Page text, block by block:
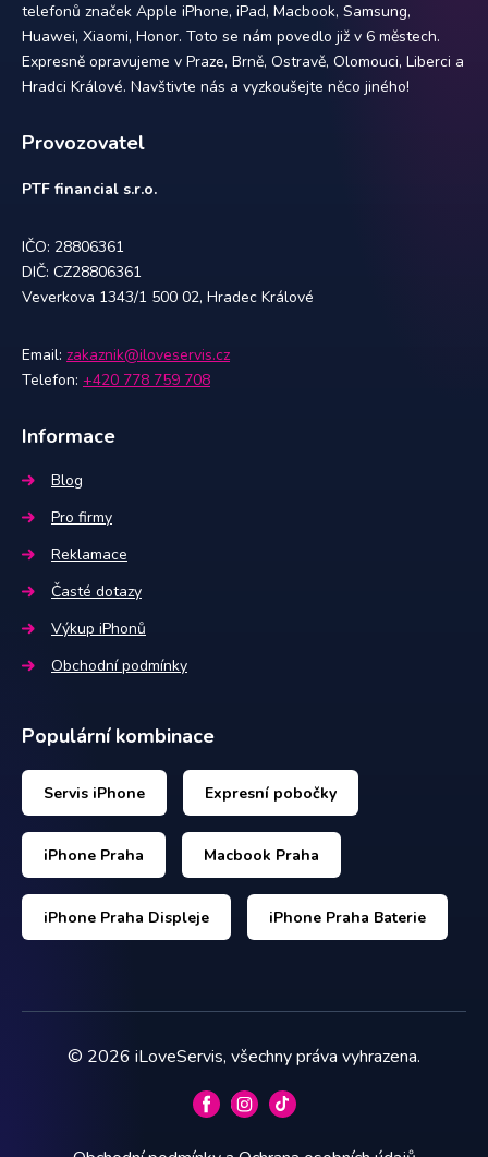
telefonů značek Apple iPhone, iPad, Macbook, Samsung,
Huawei, Xiaomi, Honor. Toto se nám povedlo již v 6 městech.
Expresně opravujeme v Praze, Brně, Ostravě, Olomouci, Liberci a
Hradci Králové. Navštivte nás a vyzkoušejte něco jiného!
Provozovatel
PTF financial s.r.o.
IČO: 28806361
DIČ: CZ28806361
Veverkova 1343/1 500 02, Hradec Králové
Email: zakaznik@iloveservis.cz
Telefon: +420 778 759 708
Informace
Blog
Pro firmy
Reklamace
Časté dotazy
Výkup iPhonů
Obchodní podmínky
Populární kombinace
Servis iPhone Expresní pobočky
iPhone Praha Macbook Praha
iPhone Praha Displeje iPhone Praha Baterie
© 2026 iLoveServis, všechny práva vyhrazena.